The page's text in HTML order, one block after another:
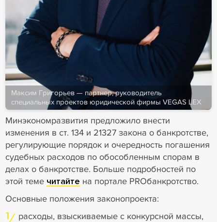
Максим Григорьев — партнер, руководитель
специальных проектов юридической фирмы VEGAS LEX
Минэкономразвития предложило внести
изменения в ст. 134 и 21327 закона о банкротстве,
регулирующие порядок и очередность погашения
судебных расходов по обособленным спорам в
делах о банкротстве. Больше подробностей по
этой теме читайте на портале PROбанкротство.
Основные положения законопроекта:
1
расходы, взыскиваемые с конкурсной массы,